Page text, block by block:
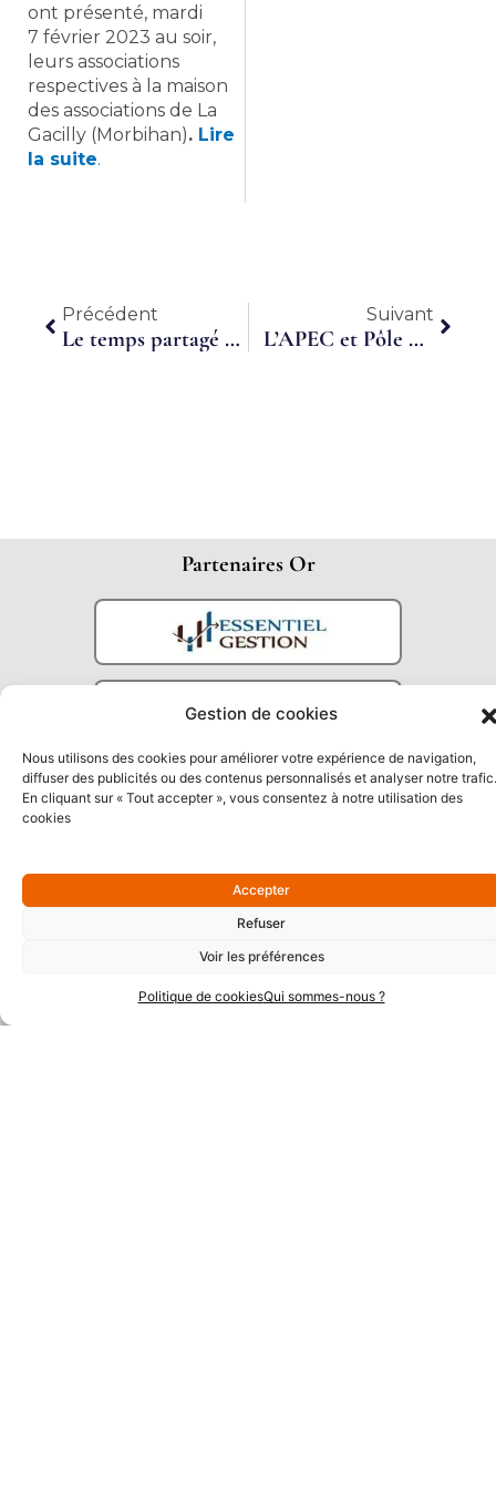
Gestion de cookies
Nous utilisons des cookies pour améliorer votre expérience de navigation,
diffuser des publicités ou des contenus personnalisés et analyser notre trafic.
En cliquant sur « Tout accepter », vous consentez à notre utilisation des
cookies
Accepter
Refuser
Voir les préférences
Politique de cookiesQui sommes-nous ?
ont présenté, mardi
7 février 2023 au soir,
leurs associations
respectives à la maison
des associations de La
Gacilly (Morbihan). Lire
la suite.
Précédent
Précédent
Le temps partagé pour lever les difficultés de recrutement
Suivant
L’APEC et Pôle Emploi rejoignent les rangs des acteurs de la promotion du Travail à temps partagé
Partenaires Or
Partenaires Argent